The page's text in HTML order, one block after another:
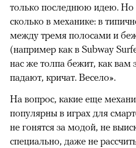
только последнюю идею. Но
сколько в механике: в
между тремя полосами и
(например как в Subway
нас же толпа бежит, как вам
падают, кричат. Весело».
На вопрос, какие еще
популярны в играх для
не гонятся за модой, не
специально, даже не